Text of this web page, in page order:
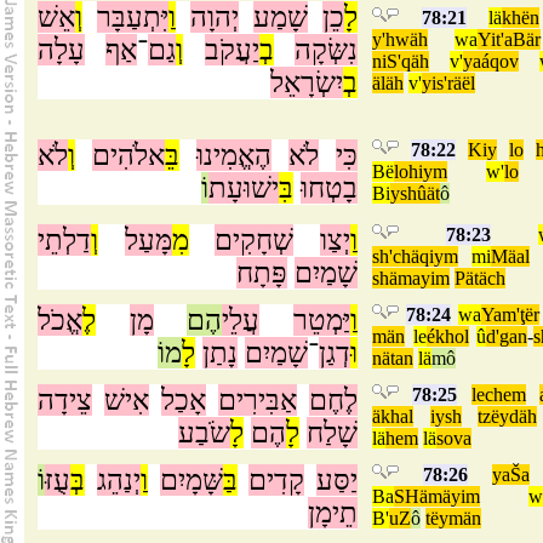
לָכֵן שָׁמַע יְהוָה וַיִּתְעַבָּר וְאֵשׁ
נִשְּׂקָה
בְיַעֲקֹב וְגַם־אַף
עָלָה
בְיִשְׂרָאֵל
78:21 läkhën
y'hwäh
waYit'aBär
niS'qäh
v'yaáqov
äläh v'yis'räël
כִּי לֹא הֶאֱמִינוּ בֵּאלֹהִים וְלֹא
בָטְחוּ בִּישׁוּעָתוֹ
78:22 Kiy lo
Bëlohiym w'lo
Biyshûätô
וַיְצַו שְׁחָקִים מִמָּעַל וְדַלְתֵי
שָׁמַיִם פָּתָח
78:23
sh'chäqiym
miMäal
shämayim Pätäch
וַיַּמְטֵר עֲלֵיהֶם מָן לֶאֱכֹל
וּדְגַן־שָׁמַיִם נָתַן לָמוֹ
78:24 waYam'ţër
män leékhol ûd'gan-
nätan lämô
לֶחֶם אַבִּירִים אָכַל אִישׁ צֵידָה
שָׁלַח לָהֶם לָשֹׂבַע
78:25 lechem
äkhal
iysh
tzëydäh
lähem läsova
יַסַּע קָדִים בַּשָּׁמָיִם וַיְנַהֵג בְּעֻזּוֹ
תֵימָן
78:26
yaŠa
BaSHämäyim
B'uZô tëymän